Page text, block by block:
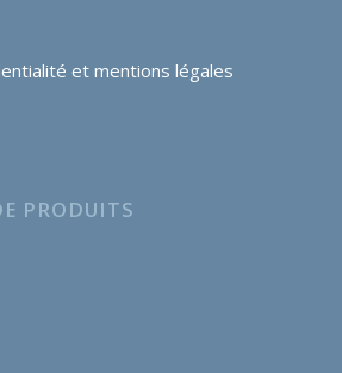
et mentions légales
PRODUITS